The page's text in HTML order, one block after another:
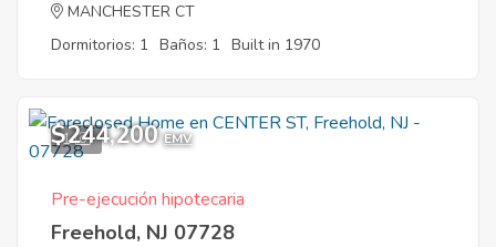
MANCHESTER CT
Dormitorios: 1 Baños: 1 Built in 1970
1
$244,200 EMV
Pre-ejecución hipotecaria
Freehold, NJ 07728